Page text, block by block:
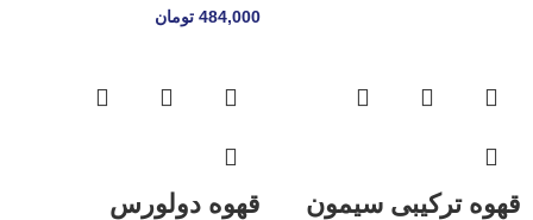
484,000 تومان
قهوه ترکیبی سیمون
قهوه دولورس